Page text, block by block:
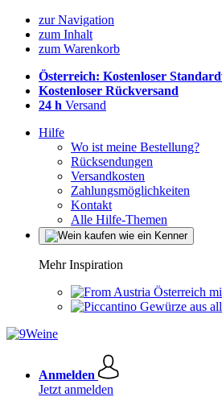
zur Navigation
zum Inhalt
zum Warenkorb
Österreich: Kostenloser
Kostenloser Rückversand
24 h Versand
Hilfe
Wo ist meine Bestellung?
Rücksendungen
Versandkosten
Zahlungsmöglichkeiten
Kontakt
Alle Hilfe-Themen
Mehr Inspiration
Österreich
Gewürze aus
Anmelden
Jetzt anmelden